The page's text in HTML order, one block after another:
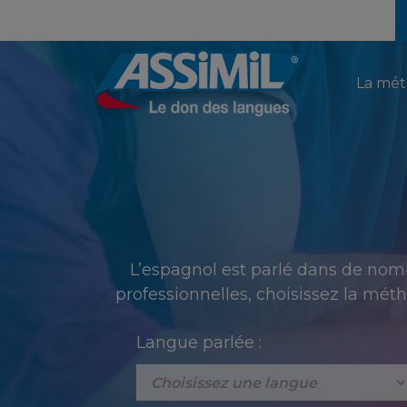
La
L’espagnol est parlé dans de
professionnelles, choisissez la
Langue parlée :